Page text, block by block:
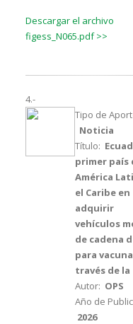
Descargar el archivo
figess_N065.pdf >>
4.-
Tipo de
Noticia
Título:
primer país
América
el Caribe en
adquirir
vehículos
de cadena
para
través de la
Autor: OPS
Año de
2026